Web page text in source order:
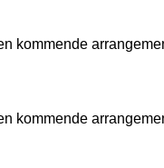
kommende
kommende